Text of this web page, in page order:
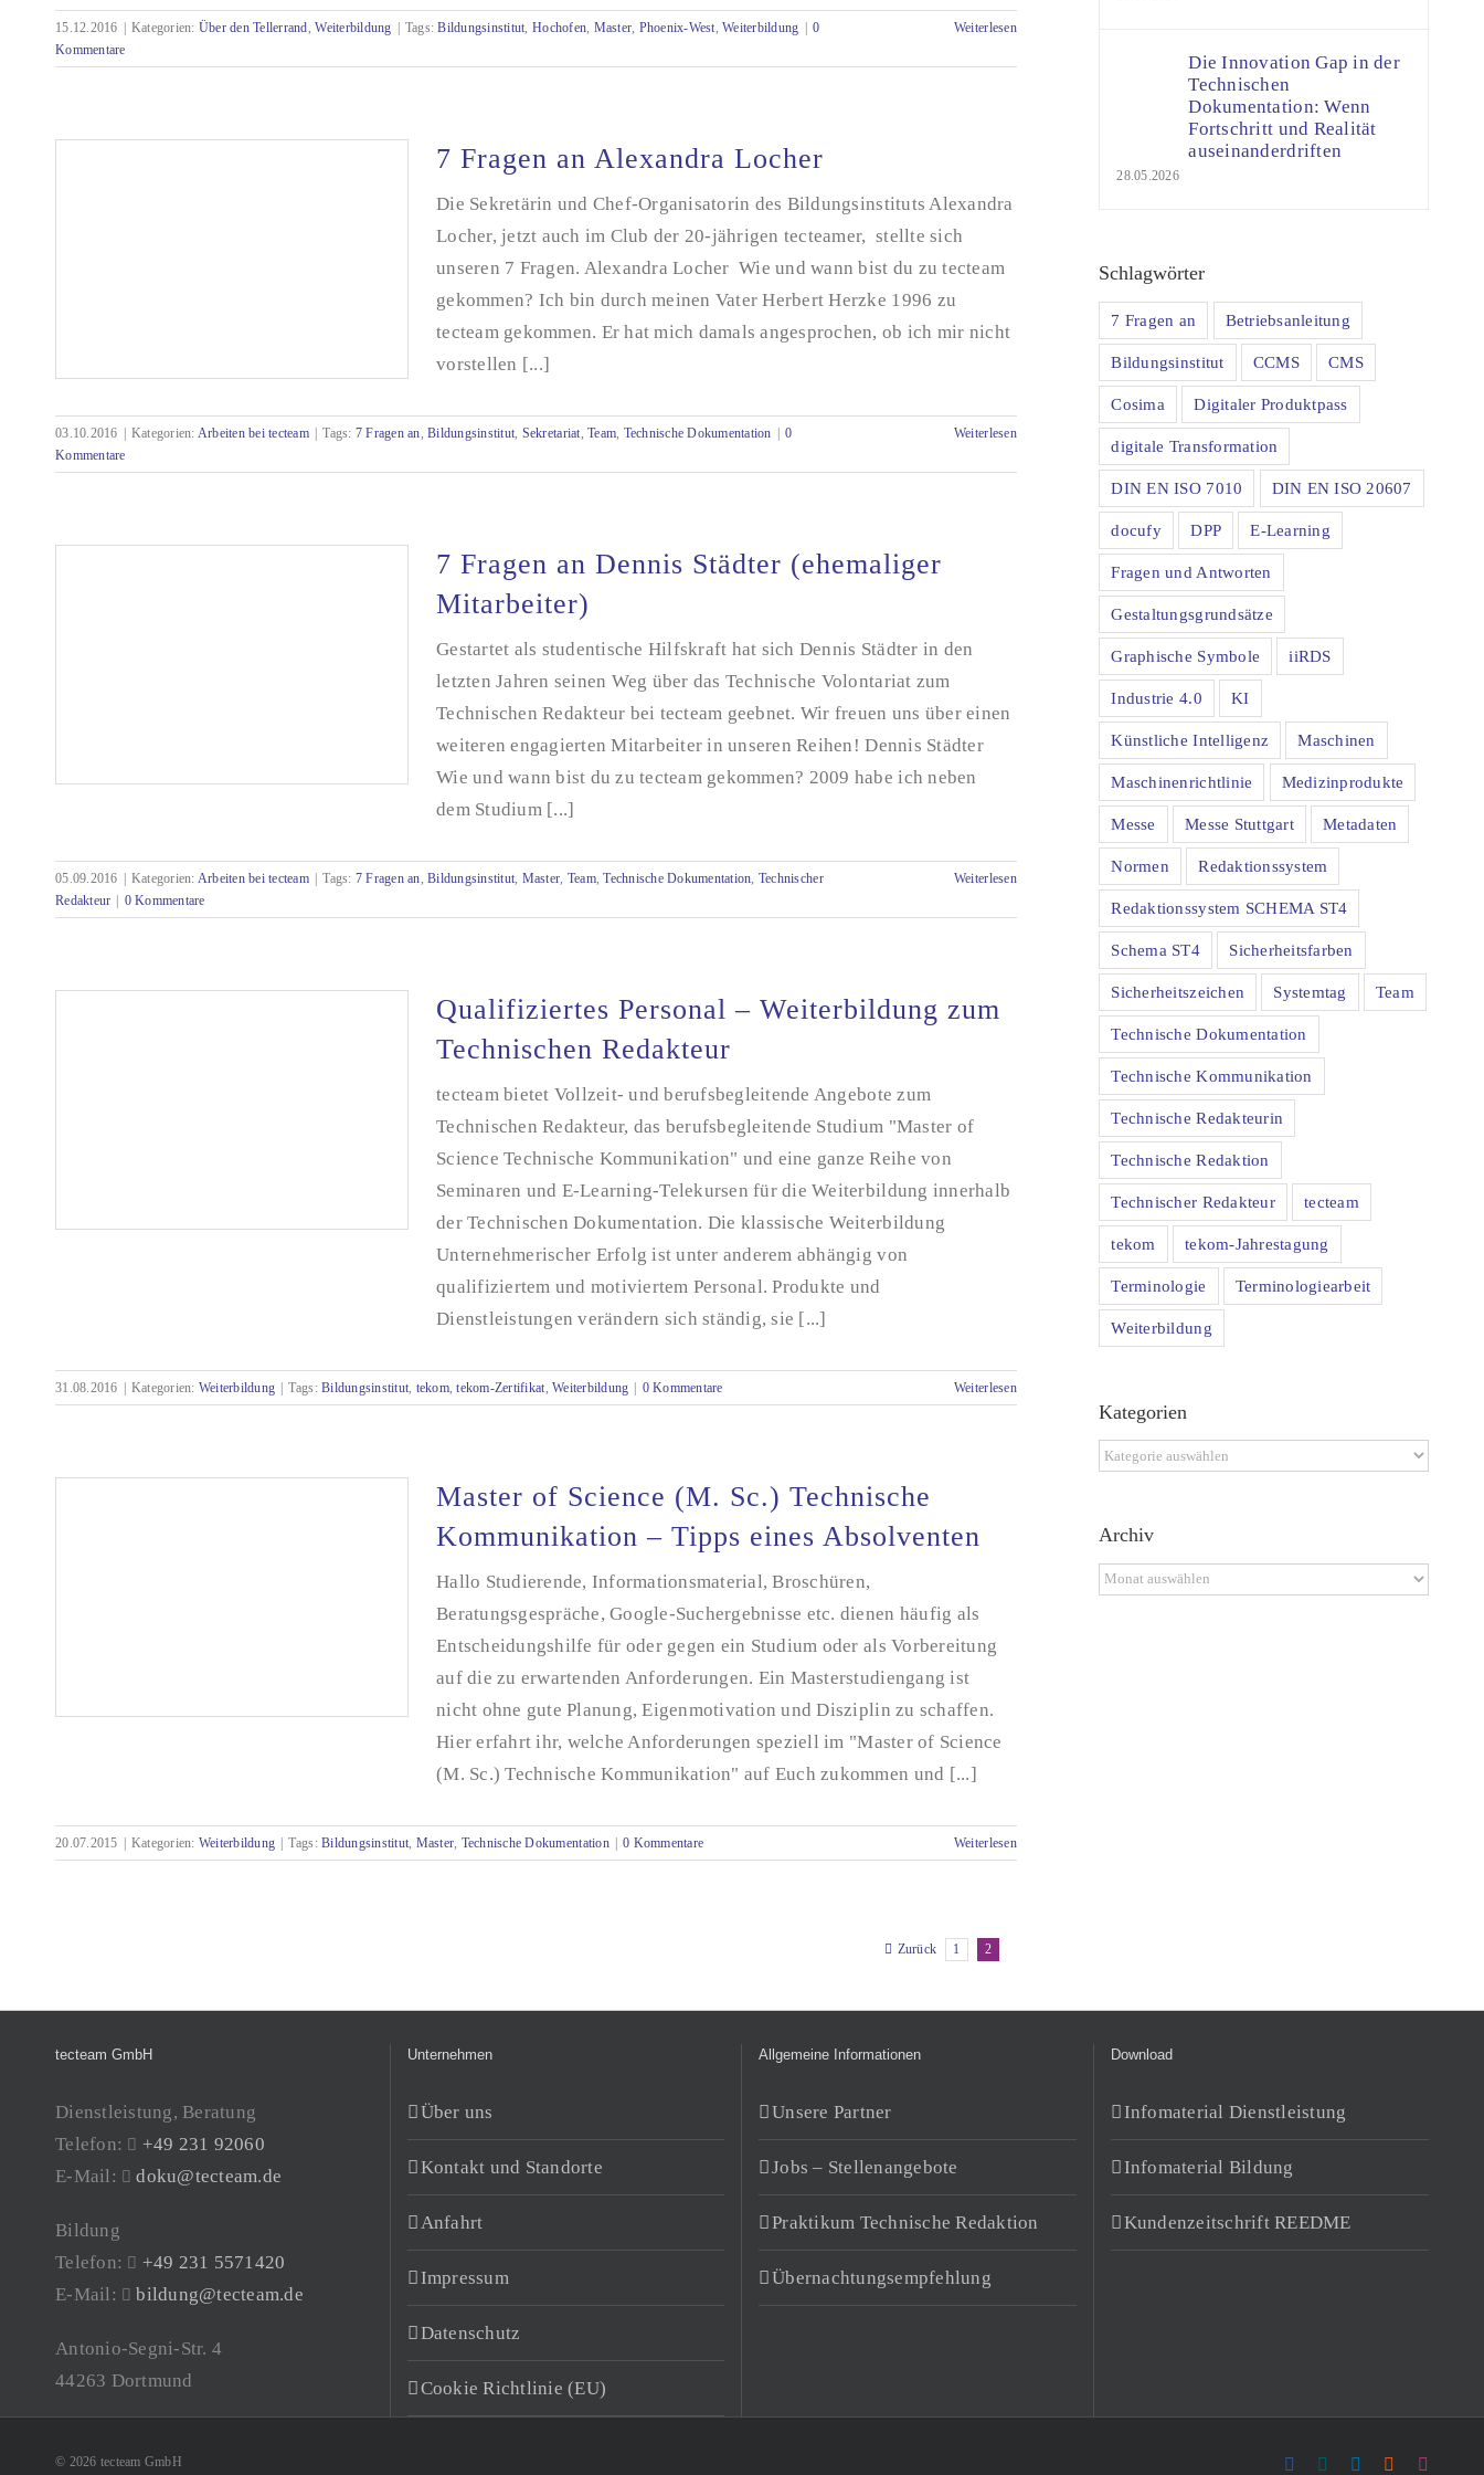
Skywalk zum Hochofen auf Phoenix-West
15.12.2016 Kategorien: Über den Tellerrand,Weiterbildung Tags:Bildungsinstitut, Hochofen, Master, Phoenix-West,Weiterbildung
0
Kommentare
Weiterlesen
7 Fragen an Alexandra Locher
Die Sekretärin und Chef-Organisatorin des Bildungsinstituts Alexandra
Locher, jetzt auch im Club der 20-jährigen tecteamer, stellte sich
unseren 7 Fragen. Alexandra Locher Wie und wann bist du zu tecteam
gekommen? Ich bin durch meinen Vater Herbert Herzke 1996 zu
tecteam gekommen. Er hat mich damals angesprochen, ob ich mir nicht
vorstellen [...]
03.10.2016 Kategorien: Arbeiten bei tecteam Tags: 7 Fragen an,Bildungsinstitut, Sekretariat,Team, Technische Dokumentation
0
Kommentare
Weiterlesen
7 Fragen an Dennis Städter (ehemaliger
Mitarbeiter)
7 Fragen an Dennis Städter (ehemaliger
Mitarbeiter)
Gestartet als studentische Hilfskraft hat sich Dennis Städter in den
letzten Jahren seinen Weg über das Technische Volontariat zum
Technischen Redakteur bei tecteam geebnet. Wir freuen uns über einen
weiteren engagierten Mitarbeiter in unseren Reihen! Dennis Städter
Wie und wann bist du zu tecteam gekommen? 2009 habe ich neben
dem Studium [...]
05.09.2016 Kategorien: Arbeiten bei tecteam Tags: 7 Fragen an,Bildungsinstitut, Master, Team,Technische Dokumentation, Technischer
Redakteur
0 Kommentare
Weiterlesen
Qualifiziertes Personal – Weiterbildung zum
Technischen Redakteur
tecteam bietet Vollzeit- und berufsbegleitende Angebote zum
Technischen Redakteur, das berufsbegleitende Studium "Master of
Science Technische Kommunikation" und eine ganze Reihe von
Seminaren und E-Learning-Telekursen für die Weiterbildung innerhalb
der Technischen Dokumentation. Die klassische Weiterbildung
Unternehmerischer Erfolg ist unter anderem abhängig von
qualifiziertem und motiviertem Personal. Produkte und
Dienstleistungen verändern sich ständig, sie [...]
31.08.2016 Kategorien: Weiterbildung Tags:Bildungsinstitut, tekom,tekom-Zertifikat,Weiterbildung 0 Kommentare Weiterlesen
Master of Science (M. Sc.) Technische
Kommunikation – Tipps eines Absolventen
Master of Science (M. Sc.) Technische
Kommunikation – Tipps eines Absolventen
Hallo Studierende, Informationsmaterial, Broschüren,
Beratungsgespräche, Google-Suchergebnisse etc. dienen häufig als
Entscheidungshilfe für oder gegen ein Studium oder als Vorbereitung
auf die zu erwartenden Anforderungen. Ein Masterstudiengang ist
nicht ohne gute Planung, Eigenmotivation und Disziplin zu schaffen.
Hier erfahrt ihr, welche Anforderungen speziell im "Master of Science
(M. Sc.) Technische Kommunikation" auf Euch zukommen und [...]
20.07.2015 Kategorien: Weiterbildung Tags:Bildungsinstitut, Master, Technische Dokumentation 0 Kommentare Weiterlesen
Zurück 1 2
Die Innovation Gap in der
Technischen
Dokumentation: Wenn
Fortschritt und Realität
auseinanderdriften
28.05.2026
Schlagwörter
7 Fragen an Betriebsanleitung
Bildungsinstitut CCMS CMS
Cosima Digitaler Produktpass
digitale Transformation
DIN EN ISO 7010 DIN EN ISO 20607
docufy DPP E-Learning
Fragen und Antworten
Gestaltungsgrundsätze
Graphische Symbole iiRDS
Industrie 4.0 KI
Künstliche Intelligenz Maschinen
Maschinenrichtlinie Medizinprodukte
Messe Messe Stuttgart Metadaten
Normen Redaktionssystem
Redaktionssystem SCHEMA ST4
Schema ST4 Sicherheitsfarben
Sicherheitszeichen Systemtag Team
Technische Dokumentation
Technische Kommunikation
Technische Redakteurin
Technische Redaktion
Technischer Redakteur tecteam
tekom tekom-Jahrestagung
Terminologie Terminologiearbeit
Weiterbildung
Kategorien
Kategorien
Archiv
Archiv
tecteam GmbH
Dienstleistung, Beratung
Telefon:
+49 231 92060
E-Mail:
doku@tecteam.de
Bildung
Telefon:
+49 231 5571420
E-Mail:
bildung@tecteam.de
Antonio-Segni-Str. 4
44263 Dortmund
Unternehmen
Über uns
Kontakt und Standorte
Anfahrt
Impressum
Datenschutz
Cookie Richtlinie (EU)
Allgemeine Informationen
Unsere Partner
Jobs – Stellenangebote
Praktikum Technische Redaktion
Übernachtungsempfehlung
Download
Infomaterial Dienstleistung
Infomaterial Bildung
Kundenzeitschrift REEDME
© 2026 tecteam GmbH Facebook
Xing LinkedIn
Rss